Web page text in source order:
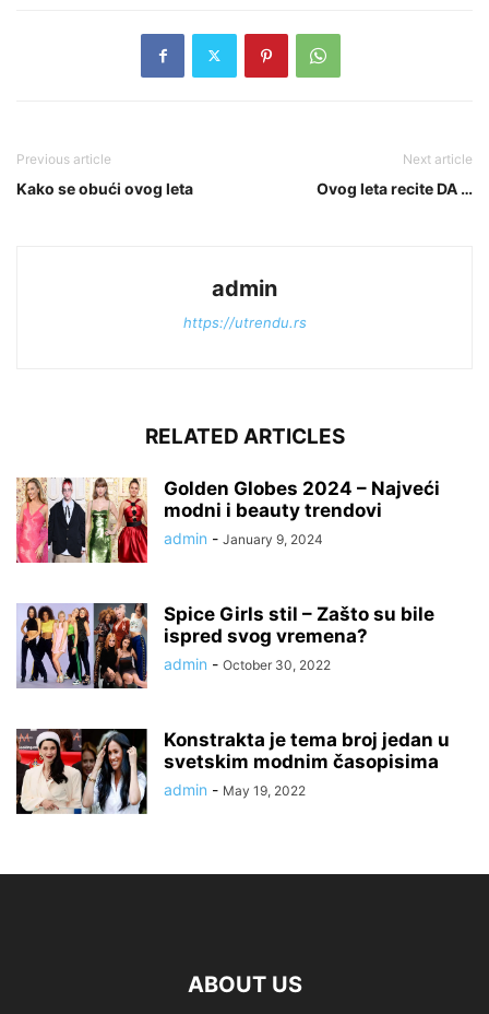
Previous article
Kako se obući ovog leta
Next article
Ovog leta recite DA …
admin
https://utrendu.rs
RELATED ARTICLES
Golden Globes 2024 – Najveći
modni i beauty trendovi
admin - January 9, 2024
Spice Girls stil – Zašto su bile
ispred svog vremena?
admin - October 30, 2022
Konstrakta je tema broj jedan u
svetskim modnim časopisima
admin - May 19, 2022
ABOUT US